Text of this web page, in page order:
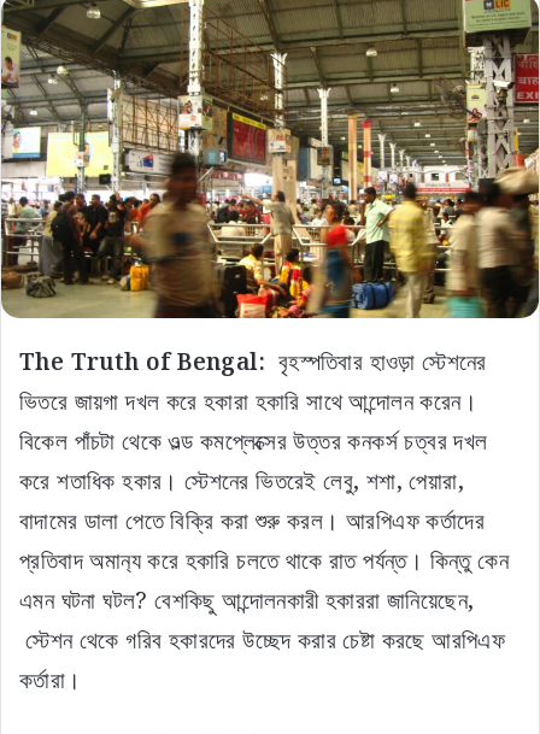
The Truth of Bengal: বৃহস্পতিবার হাওড়া স্টেশনের
ভিতরে জায়গা দখল করে হকারা হকারি সাথে আন্দোলন করেন।
বিকেল পাঁচটা থেকে ওল্ড কমপ্লেক্সের উত্তর কনকর্স চত্বর দখল
করে শতাধিক হকার। স্টেশনের ভিতরেই লেবু, শশা, পেয়ারা,
বাদামের ডালা পেতে বিক্রি করা শুরু করল। আরপিএফ কর্তাদের
প্রতিবাদ অমান‌্য করে হকারি চলতে থাকে রাত পর্যন্ত। কিন্তু কেন
এমন ঘটনা ঘটল? বেশকিছু আন্দোলনকারী হকাররা জানিয়েছেন,
স্টেশন থেকে গরিব হকারদের উচ্ছেদ করার চেষ্টা করছে আরপিএফ
কর্তারা।